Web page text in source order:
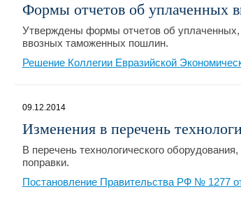
Формы отчетов об уплаченных
Утверждены формы отчетов об
ввозных таможенных пошлин.
Решение Коллегии Евразийской
09.12.2014
Изменения в перечень
В перечень технологического
поправки.
Постановление Правительства РФ № 1277